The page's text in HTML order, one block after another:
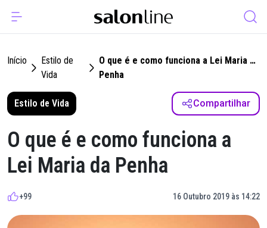
Início
Estilo de
Vida
O que é e como funciona a Lei Maria da
Penha
Estilo de Vida Compartilhar
O que é e como funciona a
Lei Maria da Penha
+99 16 Outubro 2019 às 14:22